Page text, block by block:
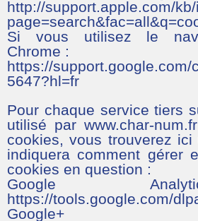
http://support.apple.com/
Si vous utilisez le
Chrome :
https://support.google.com/
5647?hl=fr
Pour chaque service tiers
utilisé par www.char-
cookies, vous trouverez
indiquera comment gérer
cookies en question :
Google
https://tools.google.com/